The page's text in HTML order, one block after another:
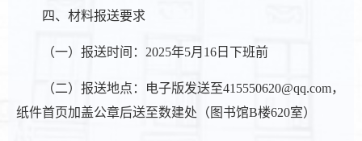
四、材料报送要求
（一）报送时间：2025年5月16日下班前
（二）报送地点：电子版发送至415550620@qq.com，
纸件首页加盖公章后送至数建处（图书馆B楼620室）